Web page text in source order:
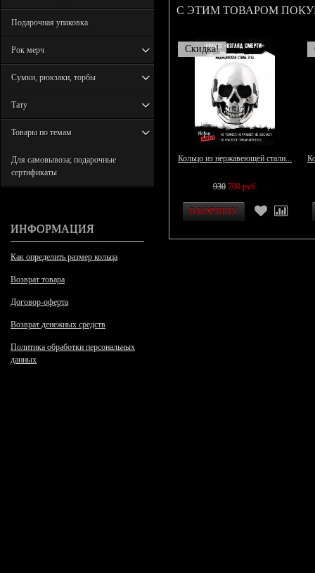
Подарочная упаковка
Рок мерч
Сумки, рюкзаки, торбы
Тату
Товары по темам
Для самовывоза; подарочные
сертификаты
ИНФОРМАЦИЯ
Как определить размер кольца
Возврат товара
Договор-оферта
Возврат денежных средств
Политика обработки персональных
данных
С ЭТИМ ТОВАРОМ
Скидка!
Кольцо из нержавеющей стали...
930 700 руб.